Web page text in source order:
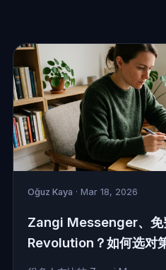
Oğuz Kaya · Mar 18, 2026
Zangi Messenger、免
Revolution？如何选对